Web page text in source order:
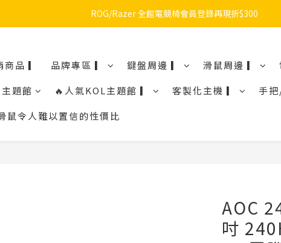
🔥品牌限定滿額折🔥ROG周邊滿1500折100 / 2500折200 / 3000
ROG/Razer 全館電競椅會員登錄再現折$300
商品 ▎ 品牌專區 ▎ 鍵盤周邊 ▎ 滑鼠周邊 ▎
題館 🔥人氣KOL主題館 ▎ 客製化主機 ▎
手
令人難以置信的性價比
AOC
吋